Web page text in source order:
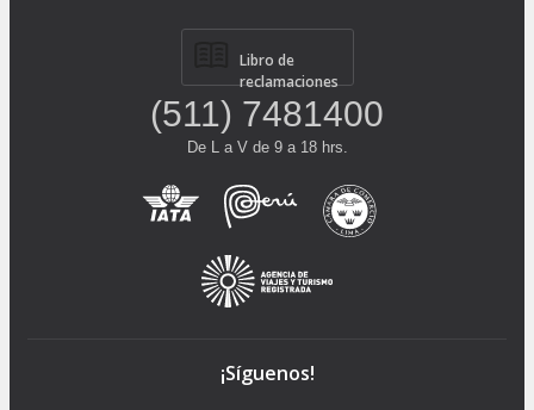
Libro de
reclamaciones
(511) 7481400
De L a V de 9 a 18 hrs.
¡Síguenos!